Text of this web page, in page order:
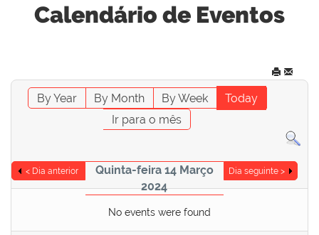
Calendário de Eventos
By Year By Month By Week
Today
Ir para o mês
< Dia anterior
Quinta-feira 14 Março
2024
Dia seguinte >
No events were found